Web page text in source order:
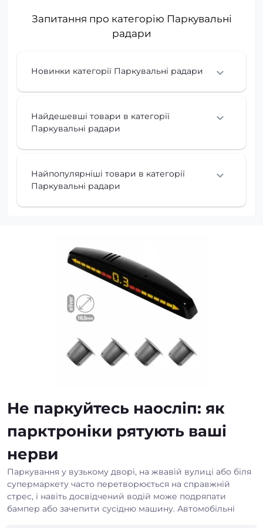
Запитання про категорію Паркувальні
радари
Новинки категорії Паркувальні радари
Найдешевші товари в категорії
Паркувальні радари
Найпопулярніші товари в категорії
Паркувальні радари
Не паркуйтесь наосліп: як
парктроніки рятують ваші
нерви
Паркування у вузькому дворі, на жвавій вулиці або біля
супермаркету часто перетворюється на справжній
стрес, і навіть досвідчений водій може подряпати
бампер або зачепити сусідню машину. Автомобільні